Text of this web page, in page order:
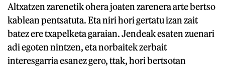
Altxatzen zarenetik ohera joaten zarenera arte bertso
kablean pentsatuta. Eta niri hori gertatu izan zait
batez ere txapelketa garaian. Jendeak esaten zuenari
adi egoten nintzen, eta norbaitek zerbait
interesgarria esanez gero, ttak, hori bertsotan